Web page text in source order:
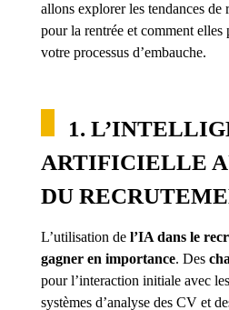
allons explorer les tendances de
pour la rentrée et comment
votre processus d’embauche.
1.
ARTIFICIELLE
DU
L’utilisation de l’IA dans le
gagner en importance. Des
pour l’interaction initiale avec
systèmes d’analyse des CV et